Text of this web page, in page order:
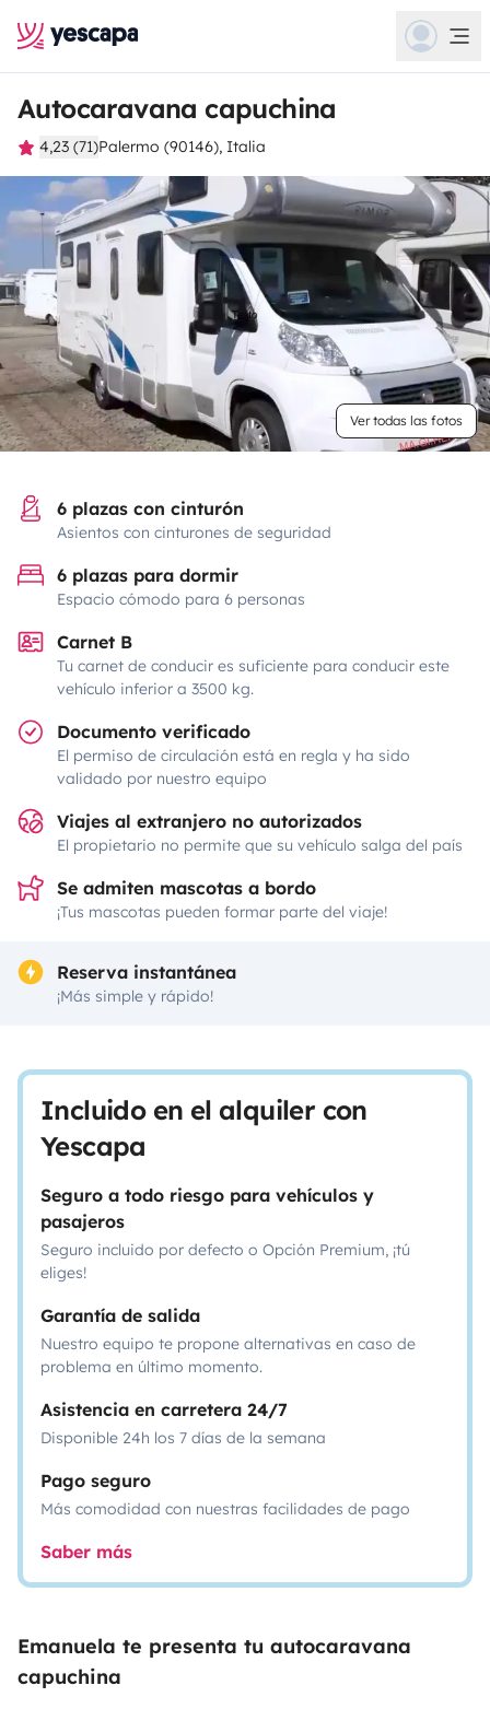
Autocaravana capuchina
4,23 (71)Palermo (90146), Italia
Ver todas las fotos
6 plazas con cinturón
Asientos con cinturones de seguridad
6 plazas para dormir
Espacio cómodo para 6 personas
Carnet B
Tu carnet de conducir es suficiente para conducir este
vehículo inferior a 3500 kg.
Documento verificado
El permiso de circulación está en regla y ha sido
validado por nuestro equipo
Viajes al extranjero no autorizados
El propietario no permite que su vehículo salga del país
Se admiten mascotas a bordo
¡Tus mascotas pueden formar parte del viaje!
Reserva instantánea
¡Más simple y rápido!
Incluido en el alquiler con
Yescapa
Seguro a todo riesgo para vehículos y
pasajeros
Seguro incluido por defecto o Opción Premium, ¡tú
eliges!
Garantía de salida
Nuestro equipo te propone alternativas en caso de
problema en último momento.
Asistencia en carretera 24/7
Disponible 24h los 7 días de la semana
Pago seguro
Más comodidad con nuestras facilidades de pago
Saber más
Emanuela te presenta tu autocaravana
capuchina